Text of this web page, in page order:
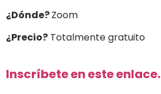
¿Dónde?Zoom
¿Precio? Totalmente gratuito
Inscríbete en este enlace.